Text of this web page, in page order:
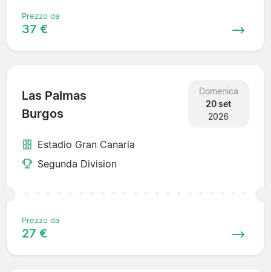
Prezzo da
37 €
Las Palmas
Burgos
Domenica
20 set
2026
Estadio Gran Canaria
Segunda Division
Prezzo da
27 €